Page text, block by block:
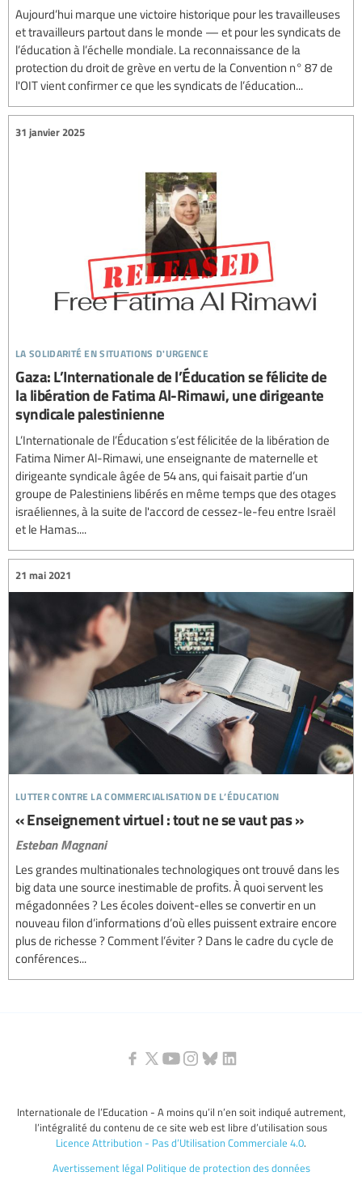
Aujourd’hui marque une victoire historique pour les travailleuses
et travailleurs partout dans le monde — et pour les syndicats de
l’éducation à l’échelle mondiale. La reconnaissance de la
protection du droit de grève en vertu de la Convention n° 87 de
l'OIT vient confirmer ce que les syndicats de l’éducation...
la solidarité en situations d'urgence
31 janvier 2025
Gaza: L’Internationale de l’Éducation se félicite de
la libération de Fatima Al-Rimawi, une dirigeante
syndicale palestinienne
L’Internationale de l’Éducation s’est félicitée de la libération de
Fatima Nimer Al-Rimawi, une enseignante de maternelle et
dirigeante syndicale âgée de 54 ans, qui faisait partie d’un
groupe de Palestiniens libérés en même temps que des otages
israéliennes, à la suite de l'accord de cessez-le-feu entre Israël
et le Hamas....
lutter contre la commercialisation de l’éducation
21 mai 2021
« Enseignement virtuel : tout ne se vaut pas »
Esteban Magnani
Les grandes multinationales technologiques ont trouvé dans les
big data une source inestimable de profits. À quoi servent les
mégadonnées ? Les écoles doivent-elles se convertir en un
nouveau filon d’informations d’où elles puissent extraire encore
plus de richesse ? Comment l’éviter ? Dans le cadre du cycle de
conférences...
Internationale de l’Education - A moins qu’il n’en soit indiqué autrement,
l’intégralité du contenu de ce site web est libre d’utilisation sous
Licence Attribution - Pas d’Utilisation Commerciale 4.0.
Avertissement légal Politique de protection des données